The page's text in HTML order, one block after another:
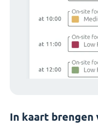
In kaart brengen